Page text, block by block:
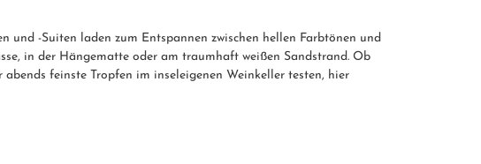
und -Suiten laden zum Entspannen zwischen hellen Farbtönen und
in der Hängematte oder am traumhaft weißen Sandstrand. Ob
feinste Tropfen im inseleigenen Weinkeller testen, hier